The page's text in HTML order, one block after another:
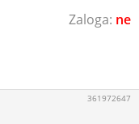
ne
361972647